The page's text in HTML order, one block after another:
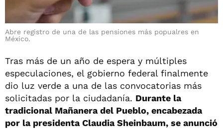
Abre registro de una de las pensiones más popualres en
México.
Tras más de un año de espera y múltiples
especulaciones, el gobierno federal finalmente
dio luz verde a una de las convocatorias más
solicitadas por la ciudadanía. Durante la
tradicional Mañanera del Pueblo, encabezada
por la presidenta Claudia Sheinbaum, se anunció